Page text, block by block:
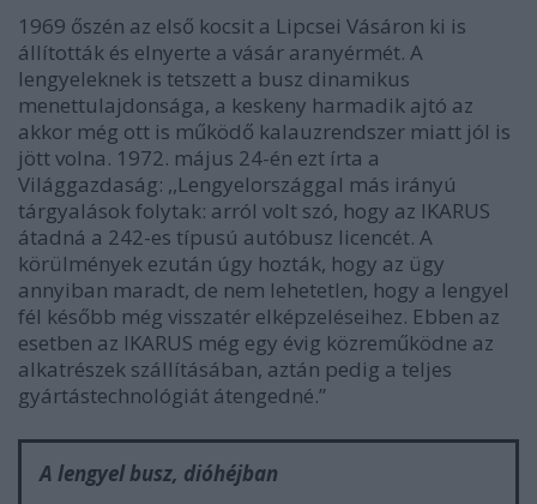
1969 őszén az első kocsit a Lipcsei Vásáron ki is
állították és elnyerte a vásár aranyérmét. A
lengyeleknek is tetszett a busz dinamikus
menettulajdonsága, a keskeny harmadik ajtó az
akkor még ott is működő kalauzrendszer miatt jól is
jött volna. 1972. május 24-én ezt írta a
Világgazdaság: ,,Lengyelországgal más irányú
tárgyalások folytak: arról volt szó, hogy az IKARUS
átadná a 242-es típusú autóbusz licencét. A
körülmények ezután úgy hozták, hogy az ügy
annyiban maradt, de nem lehetetlen, hogy a lengyel
fél később még visszatér elképzeléseihez. Ebben az
esetben az IKARUS még egy évig közreműködne az
alkatrészek szállításában, aztán pedig a teljes
gyártástechnológiát átengedné.”
A lengyel busz, dióhéjban